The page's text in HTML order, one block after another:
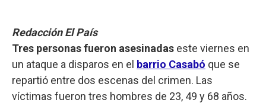
Redacción El País
Tres personas fueron asesinadas este viernes en
un ataque a disparos en el barrio Casabó que se
repartió entre dos escenas del crimen. Las
víctimas fueron tres hombres de 23, 49 y 68 años.